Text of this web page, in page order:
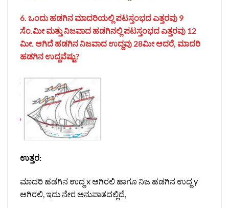
6. ಒಂದು ಹಡಗಿನ ಮಾದರಿಯಲ್ಲಿ ಪಟಸ್ತಂಭದ ಎತ್ತರವು 9
ಸೆಂ.ಮೀ ಮತ್ತು ನಿಜವಾದ ಹಡಗಿನಲ್ಲಿ ಪಟಸ್ತಂಭದ ಎತ್ತರವು 12
ಮೀ. ಆಗಿದೆ ಹಡಗಿನ ನಿಜವಾದ ಉದ್ದವು 28ಮೀ ಆದರೆ, ಮಾದರಿ
ಹಡಗಿನ ಉದ್ದವೆಷ್ಟು?
ಉತ್ತರ:
ಮಾದರಿ ಹಡಗಿನ ಉದ್ದ x ಆಗಿರಲಿ ಹಾಗೂ ನಿಜ ಹಡಗಿನ ಉದ್ದ y
ಆಗಿರಲಿ, ಇದು ನೇರ ಅನುಪಾತದಲ್ಲಿದೆ,